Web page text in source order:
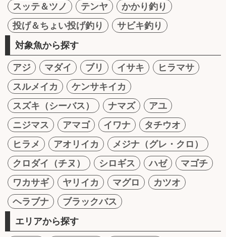
スッテ＆ツノ
テンヤ
かかり釣り
投げ＆ちょい投げ釣り
サビキ釣り
対象魚から探す
アジ マダイ ブリ イサキ
ヒラマサ
スルメイカ
ケンサキイカ
スズキ（シーバス）
ナマズ
アユ
ニジマス
アマゴ イワナ
タチウオ
ヒラメ
アオリイカ
メジナ（グレ・クロ）
クロダイ（チヌ）
シロギス ハゼ
マゴチ
ワカサギ
ヤリイカ マグロ
カツオ
ヘラブナ
ブラックバス
エリアから探す